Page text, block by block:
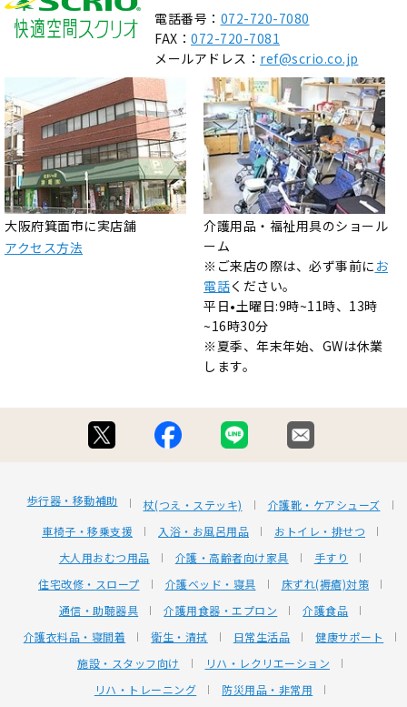
電話番号： 072-720-7080
FAX： 072-720-7081
メールアドレス： ref@scrio.co.jp
大阪府箕面市に実店舗
アクセス方法
介護用品・福祉用具のショール
ーム
※ご来店の際は、必ず事前に お
電話ください。
平日•土曜日:9時~11時、13時
~16時30分
※夏季、年末年始、GWは休業
します。
歩行器・移動補助 杖(つえ・ステッキ)
介護靴・ケアシューズ
車椅子・移乗支援
入浴・お風呂用品
おトイレ・排せつ
大人用おむつ用品
介護・高齢者向け家具
手すり
住宅改修・スロープ
介護ベッド・寝具
床ずれ(褥瘡)対策
通信・助聴器具
介護用食器・エプロン
介護食品
介護衣料品・寝間着
衛生・清拭 日常生活品
健康サポート
施設・スタッフ向け
リハ・レクリエーション
リハ・トレーニング
防災用品・非常用